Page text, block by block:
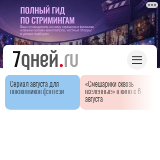
Сериал августа для
поклонников фэнтези
«Смешарики сквозь
вселенные» в кино с 6
августа